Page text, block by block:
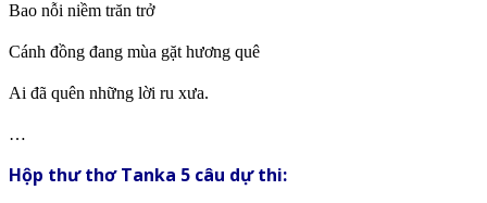
Bao nỗi niềm trăn trở
Cánh đồng đang mùa gặt hương quê
Ai đã quên những lời ru xưa.
…
Hộp thư thơ Tanka 5 câu dự thi: